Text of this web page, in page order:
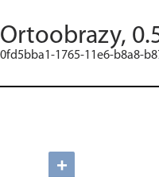
Ortoobrazy,
0fd5bba1-1765-11e6-b8a8-
+